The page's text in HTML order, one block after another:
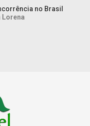
no Brasil
Lorena